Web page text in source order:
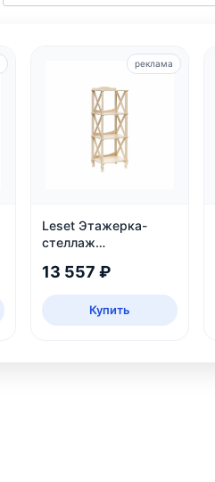
Leset Этажерка-
стеллаж
шампань
13 557 ₽
Купить
реклама